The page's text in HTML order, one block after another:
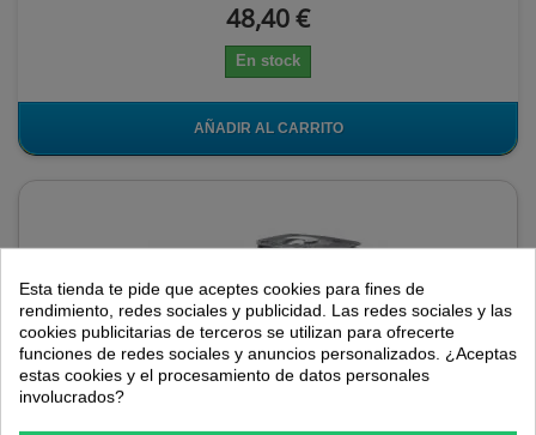
48,40 €
En stock
AÑADIR AL CARRITO
Esta tienda te pide que aceptes cookies para fines de
rendimiento, redes sociales y publicidad. Las redes sociales y las
cookies publicitarias de terceros se utilizan para ofrecerte
funciones de redes sociales y anuncios personalizados. ¿Aceptas
estas cookies y el procesamiento de datos personales
involucrados?